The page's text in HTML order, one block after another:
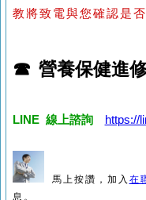
教將致電與您確認是
☎ 營養保健進
LINE 線上諮詢 https://
馬上按讚，加入 在
息。